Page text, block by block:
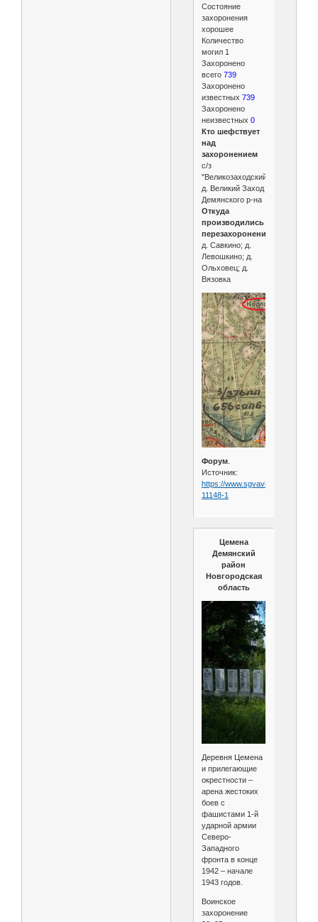
Состояние
захоронения
хорошее
Количество
могил 1
Захоронено
всего 739
Захоронено
известных 739
Захоронено
неизвестных 0
Кто шефствует
над
захоронением
с/з
"Великозаходский"
д. Великий Заход
Демянского р-на
Откуда
производились
перезахоронения
д. Савкино; д.
Левошкино; д.
Ольховец; д.
Вязовка
Форум.
Источник:
https://www.sgvavia.ru/forum/
11148-1
Цемена
Демянский
район
Новгородская
область
Деревня Цемена
и прилегающие
окрестности –
арена жестоких
боев с
фашистами 1-й
ударной армии
Северо-
Западного
фронта в конце
1942 – начале
1943 годов.
Воинское
захоронение